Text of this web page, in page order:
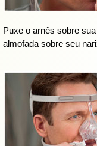
Puxe o arnês sobre
almofada sobre seu